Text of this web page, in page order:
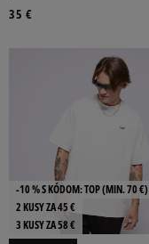
35 €
-10 % S KÓDOM: TOP (MIN. 70 €)
2 KUSY ZA 45 €
3 KUSY ZA 58 €